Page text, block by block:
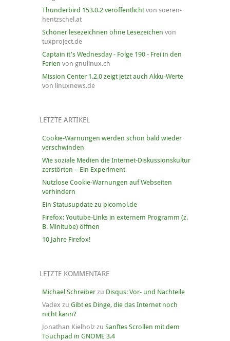
Thunderbird 153.0.2 veröffentlichtvon soeren-
hentzschel.at
Schöner lesezeichnen ohne Lesezeichen von
tuxproject.de
Captain it's Wednesday - Folge 190 - Frei in den
Ferien von gnulinux.ch
Mission Center 1.2.0 zeigt jetzt auch Akku-Werte
von linuxnews.de
LETZTE ARTIKEL
Cookie-Warnungen werden schon bald wieder
verschwinden
Wie soziale Medien die Internet-Diskussionskultur
zerstörten – Ein Experiment
Nutzlose Cookie-Warnungen auf Webseiten
verhindern
Ein Statusupdate zu picomol.de
Firefox: Youtube-Links in externem Programm (z.
B. Minitube) öffnen
10 Jahre Firefox!
LETZTE KOMMENTARE
Michael Schreiberzu Disqus: Vor- und Nachteile
Vadex zu Gibt es Dinge, die das Internet noch
nicht kann?
Jonathan Kielholz zu Sanftes Scrollen mit dem
Touchpad in GNOME 3.4